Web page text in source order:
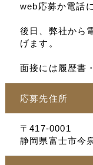
web応募か電話
後日、弊社から
げます。
面接には履歴書
応募先住所
〒417-0001
静岡県富士市今